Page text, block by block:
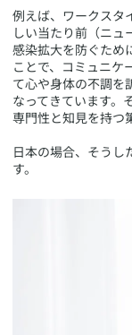
例えば、ワークスタ
しい当たり前（ニュ
感染拡大を防ぐため
ことで、コミュニケ
て心や身体の不調を
なってきています。
専門性と知見を持つ
日本の場合、そうし
す。